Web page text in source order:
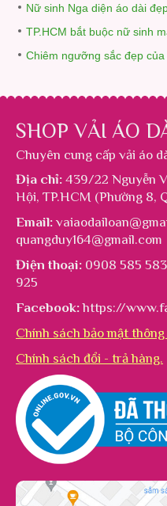
Nữ sinh Nga diện áo dài
TP.HCM bắt buộc nữ sinh
Chiêm ngưỡng sắc đẹp
SHOP VẢI ÁO
Chuyên cung cấp vải áo
Địa chỉ: 439/22 Nguyễn
Hội, TP.HCM (Phường 8,
Email:
quangduy164@gmail.com
Điện thoại: 0908 585
925
Facebook: https://
Chính sách bảo mật
Chính sách đổi - trả hàng.